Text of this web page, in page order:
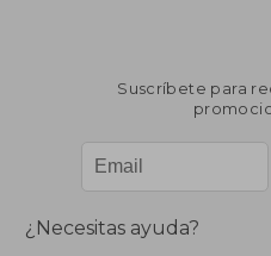
Suscríbete para
¿Necesitas ayuda?